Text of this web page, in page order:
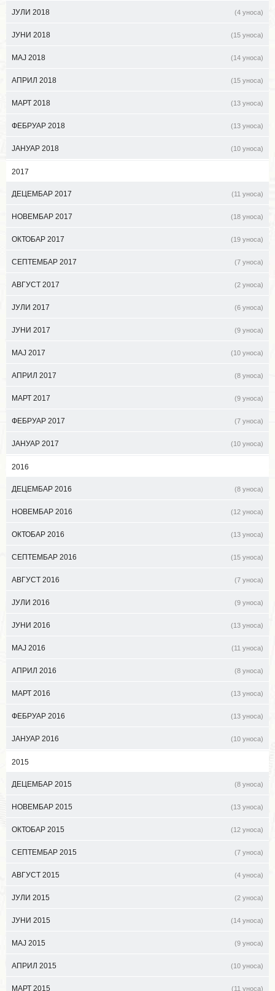
ЈУЛИ 2018 (4 уноса)
ЈУНИ 2018 (15 уноса)
МАЈ 2018 (14 уноса)
АПРИЛ 2018 (15 уноса)
МАРТ 2018 (13 уноса)
ФЕБРУАР 2018 (13 уноса)
ЈАНУАР 2018 (10 уноса)
2017
ДЕЦЕМБАР 2017 (11 уноса)
НОВЕМБАР 2017 (18 уноса)
ОКТОБАР 2017 (19 уноса)
СЕПТЕМБАР 2017 (7 уноса)
АВГУСТ 2017 (2 уноса)
ЈУЛИ 2017 (6 уноса)
ЈУНИ 2017 (9 уноса)
МАЈ 2017 (10 уноса)
АПРИЛ 2017 (8 уноса)
МАРТ 2017 (9 уноса)
ФЕБРУАР 2017 (7 уноса)
ЈАНУАР 2017 (10 уноса)
2016
ДЕЦЕМБАР 2016 (8 уноса)
НОВЕМБАР 2016 (12 уноса)
ОКТОБАР 2016 (13 уноса)
СЕПТЕМБАР 2016 (15 уноса)
АВГУСТ 2016 (7 уноса)
ЈУЛИ 2016 (9 уноса)
ЈУНИ 2016 (13 уноса)
МАЈ 2016 (11 уноса)
АПРИЛ 2016 (8 уноса)
МАРТ 2016 (13 уноса)
ФЕБРУАР 2016 (13 уноса)
ЈАНУАР 2016 (10 уноса)
2015
ДЕЦЕМБАР 2015 (8 уноса)
НОВЕМБАР 2015 (13 уноса)
ОКТОБАР 2015 (12 уноса)
СЕПТЕМБАР 2015 (7 уноса)
АВГУСТ 2015 (4 уноса)
ЈУЛИ 2015 (2 уноса)
ЈУНИ 2015 (14 уноса)
МАЈ 2015 (9 уноса)
АПРИЛ 2015 (10 уноса)
МАРТ 2015 (11 уноса)